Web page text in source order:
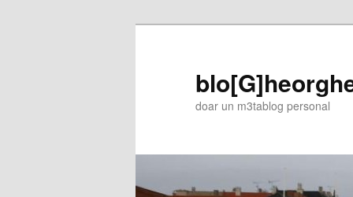
doar un m3tablog personal